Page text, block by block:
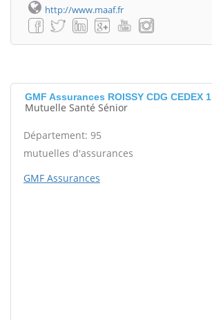
http://www.maaf.fr
GMF Assurances ROISSY CDG CEDEX 1
Mutuelle Santé Sénior
Département: 95
mutuelles d'assurances
GMF Assurances